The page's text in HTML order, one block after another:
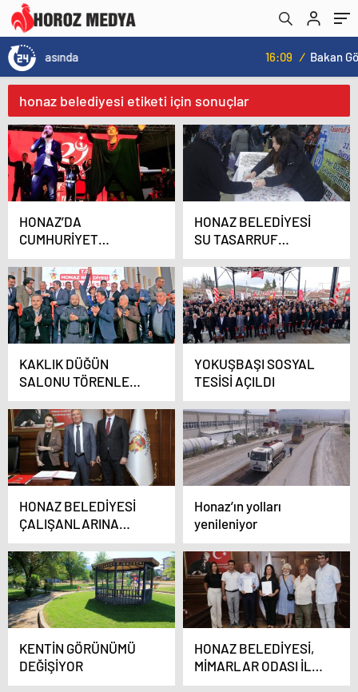
16:09 Bakan Göktaş, Bağımlılık ve İyileşme Konulu Kadın Forumu’nda konuştu:
honaz belediyesi etiketi için sonuçlar
HONAZ’DA
CUMHURİYET
KONSERİ COŞKUSU
HONAZ BELEDİYESİ
SU TASARRUF
APARATI DAĞITTI
KAKLIK DÜĞÜN
SALONU TÖRENLE
AÇILDI
YOKUŞBAŞI SOSYAL
TESİSİ AÇILDI
HONAZ BELEDİYESİ
ÇALIŞANLARINA
PROMOSYON MORALİ
Honaz’ın yolları
yenileniyor
KENTİN GÖRÜNÜMÜ
DEĞİŞİYOR
HONAZ BELEDİYESİ,
MİMARLAR ODASI İLE
DAYANIŞMA